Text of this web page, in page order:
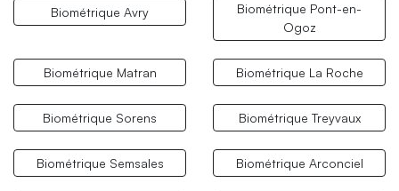
Biométrique Avry
Biométrique Pont-en-
Ogoz
Biométrique Matran Biométrique La Roche
Biométrique Sorens Biométrique Treyvaux
Biométrique Semsales Biométrique Arconciel